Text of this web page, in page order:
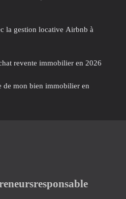
la gestion locative Airbnb à
revente immobilier en 2026
de mon bien immobilier en